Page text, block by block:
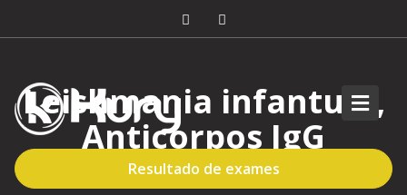
Resultado de exames
Leishmania infantum,
Anticorpos IgG
(kalaazar)